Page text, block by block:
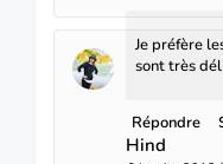
Je préfère
sont très
Répondre
Hind